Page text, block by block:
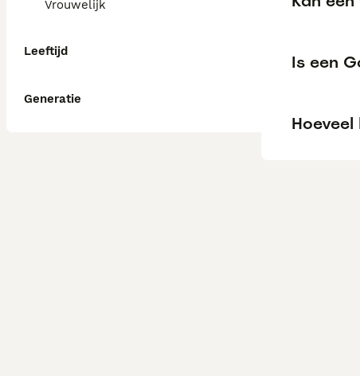
Vrouwelijk
Leeftijd
Generatie
Is een